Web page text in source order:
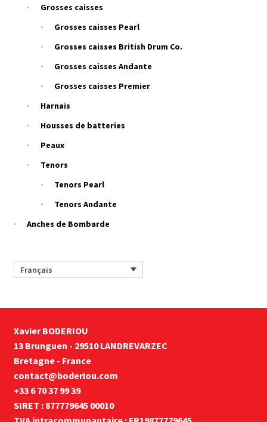
Grosses caisses
Grosses caisses Pearl
Grosses caisses British Drum Co.
Grosses caisses Andante
Grosses caisses Premier
Harnais
Housses de batteries
Peaux
Tenors
Tenors Pearl
Tenors Andante
Anches de Bombarde
Français
Xavier BODERIOU
13 Brunguen - 29510 LANDREVARZEC
Bretagne - France
contact@boderiou.com
+33 6 70 37 99 39
SIRET : 877779645 00010